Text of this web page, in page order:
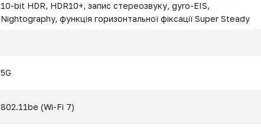
10-bit HDR, HDR10+, запис стереозвуку, gyro-EIS,
Nightography, функція горизонтальної фіксації Super Steady
5G
802.11be (Wi-Fi 7)